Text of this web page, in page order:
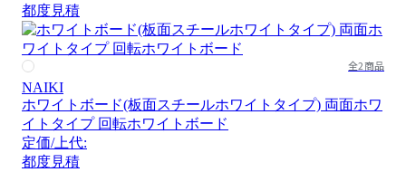
都度見積
全2商品
NAIKI
ホワイトボード(板面スチールホワイトタイプ) 両面ホワ
イトタイプ 回転ホワイトボード
定価/上代:
都度見積